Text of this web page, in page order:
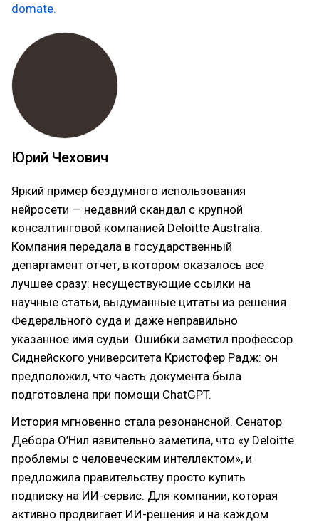
domate.
Юрий Чехович
Яркий пример бездумного использования
нейросети — недавний скандал с крупной
консалтинговой компанией Deloitte Australia.
Компания передала в государственный
департамент отчёт, в котором оказалось всё
лучшее сразу: несуществующие ссылки на
научные статьи, выдуманные цитаты из решения
Федерального суда и даже неправильно
указанное имя судьи. Ошибки заметил профессор
Сиднейского университета Кристофер Радж: он
предположил, что часть документа была
подготовлена при помощи ChatGPT.
История мгновенно стала резонансной. Сенатор
Дебора О’Нил язвительно заметила, что «у Deloitte
проблемы с человеческим интеллектом», и
предложила правительству просто купить
подписку на ИИ-сервис. Для компании, которая
активно продвигает ИИ-решения и на каждом